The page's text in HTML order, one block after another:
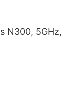
N300, 5GHz,